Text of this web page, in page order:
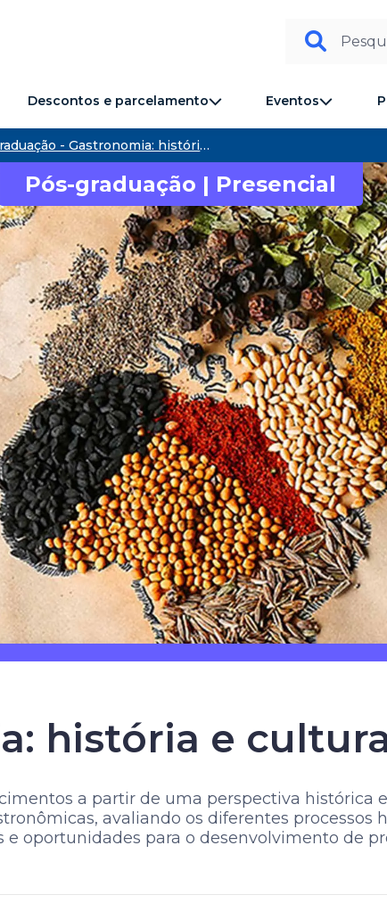
Descontos e parcelamento Eventos
Pós-graduação - Gastronomia: história e cultura - Senac São Paulo
Pós-graduação | Presencial
história e
a partir de uma perspectiva histórica
avaliando os diferentes processos
oportunidades para o desenvolvimento de